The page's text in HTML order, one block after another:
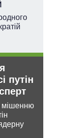
путін
мішенню